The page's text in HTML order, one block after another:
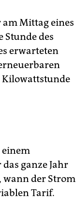
Mittag eines
Stunde des
erwarteten
Kilowattstunde
einem
ganze Jahr
wann der Strom
Tarif.